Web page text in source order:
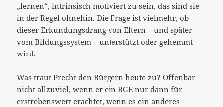
„lernen“, intrinsisch motiviert zu sein, das sind sie
in der Regel ohnehin. Die Frage ist vielmehr, ob
dieser Erkundungsdrang von Eltern – und später
vom Bildungssystem – unterstützt oder gehemmt
wird.
Was traut Precht den Bürgern heute zu? Offenbar
nicht allzuviel, wenn er ein BGE nur dann für
erstrebenswert erachtet, wenn es ein anderes